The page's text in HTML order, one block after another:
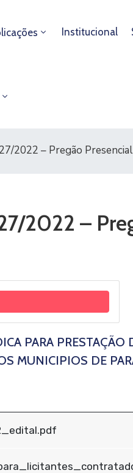
Institucional
2022 – Pregão
2022 –
PARA
MUNICIPIOS DE